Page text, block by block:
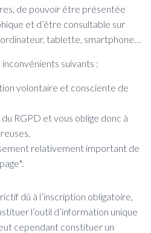
de pouvoir être présentée
et d’être consultable sur
ordinateur, tablette, smartphone…
suivants :
volontaire et consciente de
RGPD et vous oblige donc à
relativement important de
dû à l’inscription obligatoire,
l’outil d’information unique
cependant constituer un